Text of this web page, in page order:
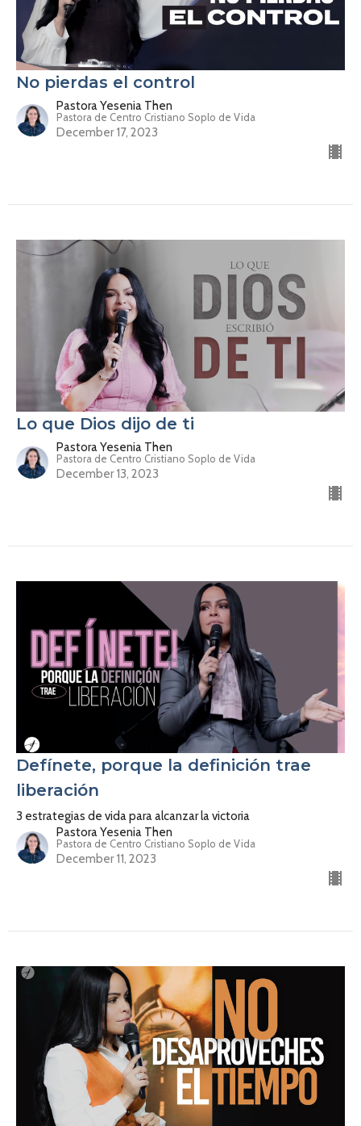
No pierdas el control
Pastora Yesenia Then
Pastora de Centro Cristiano Soplo de Vida
December 17, 2023
Lo que Dios dijo de ti
Pastora Yesenia Then
Pastora de Centro Cristiano Soplo de Vida
December 13, 2023
Defínete, porque la definición trae
liberación
3 estrategias de vida para alcanzar la victoria
Pastora Yesenia Then
Pastora de Centro Cristiano Soplo de Vida
December 11, 2023